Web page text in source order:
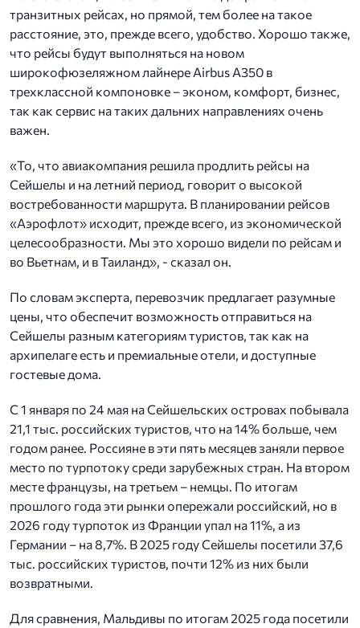
транзитных рейсах, но прямой, тем более на такое
расстояние, это, прежде всего, удобство. Хорошо также,
что рейсы будут выполняться на новом
широкофюзеляжном лайнере Airbus A350 в
трехклассной компоновке – эконом, комфорт, бизнес,
так как сервис на таких дальних направлениях очень
важен.
«То, что авиакомпания решила продлить рейсы на
Сейшелы и на летний период, говорит о высокой
востребованности маршрута. В планировании рейсов
«Аэрофлот» исходит, прежде всего, из экономической
целесообразности. Мы это хорошо видели по рейсам и
во Вьетнам, и в Таиланд», - сказал он.
По словам эксперта, перевозчик предлагает разумные
цены, что обеспечит возможность отправиться на
Сейшелы разным категориям туристов, так как на
архипелаге есть и премиальные отели, и доступные
гостевые дома.
С 1 января по 24 мая на Сейшельских островах побывала
21,1 тыс. российских туристов, что на 14% больше, чем
годом ранее. Россияне в эти пять месяцев заняли первое
место по турпотоку среди зарубежных стран. На втором
месте французы, на третьем – немцы. По итогам
прошлого года эти рынки опережали российский, но в
2026 году турпоток из Франции упал на 11%, а из
Германии – на 8,7%. В 2025 году Сейшелы посетили 37,6
тыс. российских туристов, почти 12% из них были
возвратными.
Для сравнения, Мальдивы по итогам 2025 года посетили